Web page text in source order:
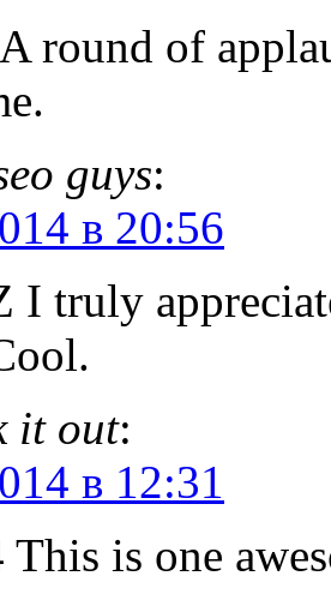
round of
guys:
в 20:56
I truly
it out:
в 12:31
This is one